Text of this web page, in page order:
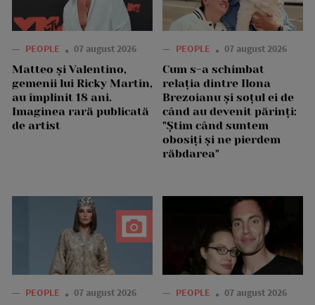
— PEOPLE 07 august 2026
Matteo și Valentino,
gemenii lui Ricky Martin,
au împlinit 18 ani.
Imaginea rară publicată
de artist
— PEOPLE 07 august 2026
Cum s-a schimbat
relația dintre Ilona
Brezoianu și soțul ei de
când au devenit părinți:
"Știm când suntem
obosiți și ne pierdem
răbdarea"
— PEOPLE 07 august 2026 — PEOPLE 07 august 2026